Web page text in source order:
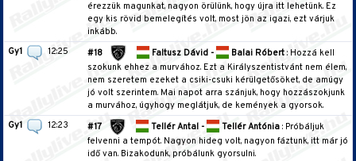
érezzük magunkat, nagyon örülünk, hogy újra itt lehetünk. Ez
egy kis rövid bemelegítés volt, most jön az igazi, ezt várjuk
inkább.
Gy1
12:25 #18 Faltusz Dávid - Balai Róbert: Hozzá kell
szokunk ehhez a murvához. Ezt a Királyszentistvánt nem élem,
nem szeretem ezeket a csiki-csuki kérülgetősöket, de amúgy
jó volt szerintem. Mai napot arra szánjuk, hogy hozzászokjunk
a murvához, úgyhogy meglátjuk, de kemények a gyorsok.
Gy1
12:23 #17 Tellér Antal - Tellér Antónia: Próbáljuk
felvenni a tempót. Nagyon hideg volt, nagyon fáztunk, itt már jó
idő van. Bizakodunk, próbálunk gyorsulni.